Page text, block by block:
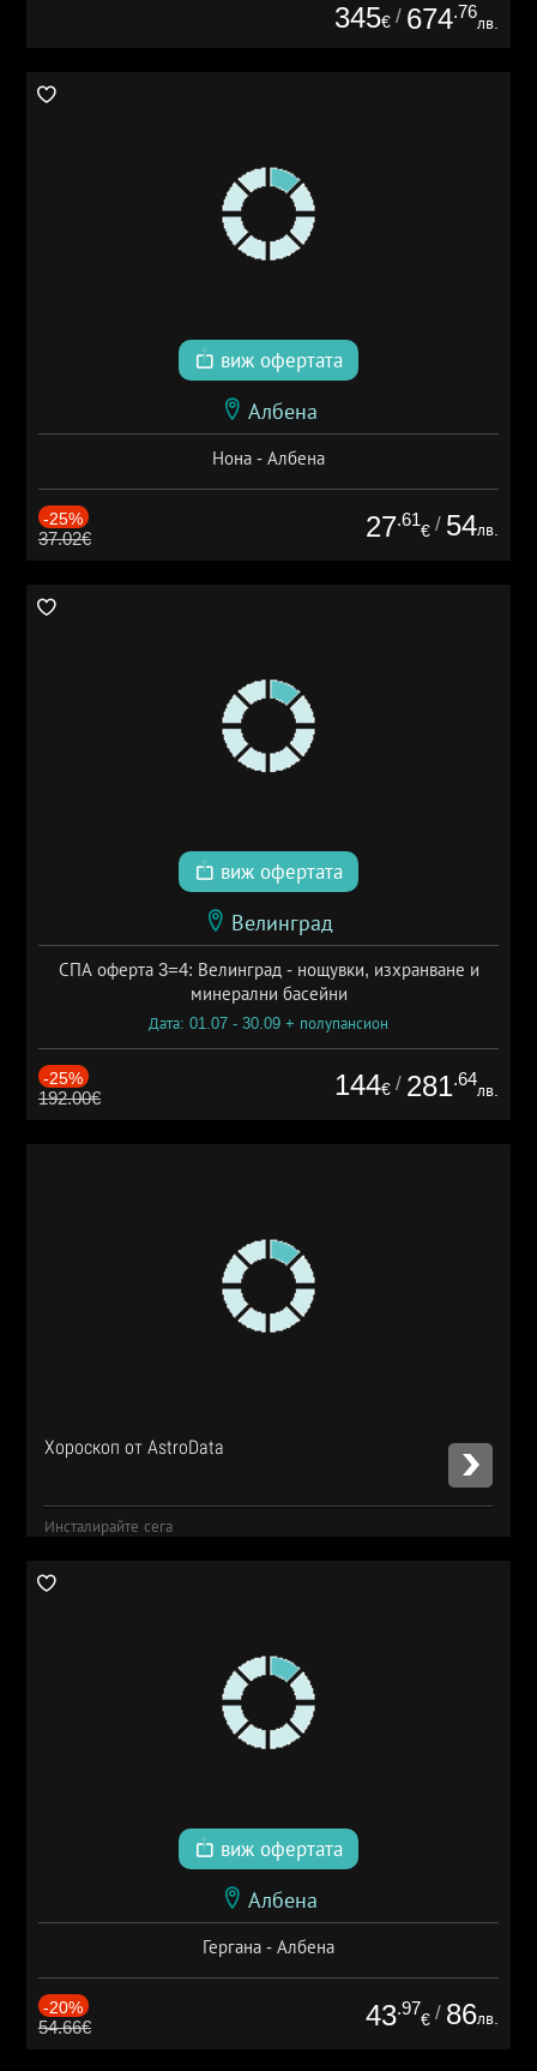
345€ / 674.76
лв.
виж офертата
Албена
Нона - Албена
-25%
37.02€ 27.61
€ / 54лв.
виж офертата
Велинград
СПА оферта 3=4: Велинград - нощувки, изхранване и
минерални басейни
Дата: 01.07 - 30.09 + полупансион
-25%
192.00€ 144€ / 281.64
лв.
Хороскоп от AstroData
Инсталирайте сега
виж офертата
Албена
Гергана - Албена
-20%
54.66€ 43.97
€ / 86лв.